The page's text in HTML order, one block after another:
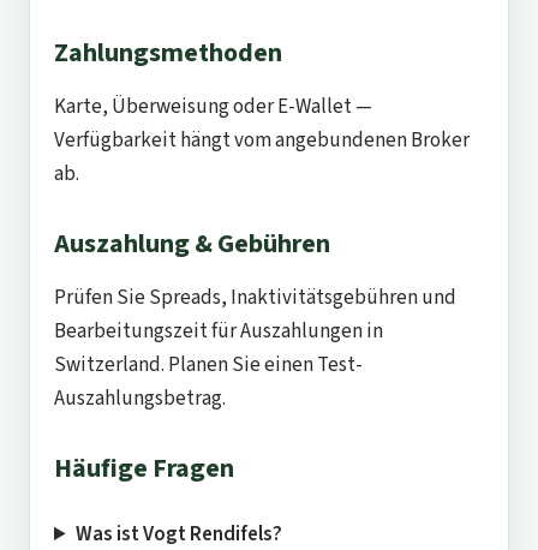
Zahlungsmethoden
Karte, Überweisung oder E-Wallet —
Verfügbarkeit hängt vom angebundenen Broker
ab.
Auszahlung & Gebühren
Prüfen Sie Spreads, Inaktivitätsgebühren und
Bearbeitungszeit für Auszahlungen in
Switzerland. Planen Sie einen Test-
Auszahlungsbetrag.
Häufige Fragen
Was ist Vogt Rendifels?